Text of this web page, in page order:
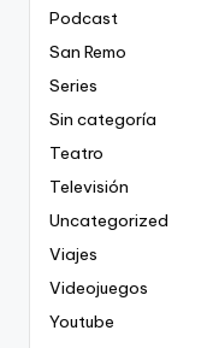
Podcast
San Remo
Series
Sin categoría
Teatro
Televisión
Uncategorized
Viajes
Videojuegos
Youtube